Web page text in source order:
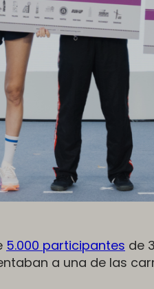
5.000 participantes de
a una de las